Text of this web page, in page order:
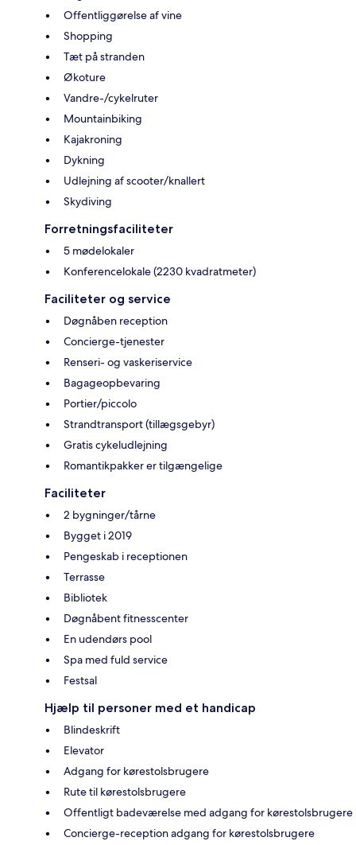
Offentliggørelse af vine
Shopping
Tæt på stranden
Økoture
Vandre-/cykelruter
Mountainbiking
Kajakroning
Dykning
Udlejning af scooter/knallert
Skydiving
Forretningsfaciliteter
5 mødelokaler
Konferencelokale (2230 kvadratmeter)
Faciliteter og service
Døgnåben reception
Concierge-tjenester
Renseri- og vaskeriservice
Bagageopbevaring
Portier/piccolo
Strandtransport (tillægsgebyr)
Gratis cykeludlejning
Romantikpakker er tilgængelige
Faciliteter
2 bygninger/tårne
Bygget i 2019
Pengeskab i receptionen
Terrasse
Bibliotek
Døgnåbent fitnesscenter
En udendørs pool
Spa med fuld service
Festsal
Hjælp til personer med et handicap
Blindeskrift
Elevator
Adgang for kørestolsbrugere
Rute til kørestolsbrugere
Offentligt badeværelse med adgang for kørestolsbrugere
Concierge-reception adgang for kørestolsbrugere